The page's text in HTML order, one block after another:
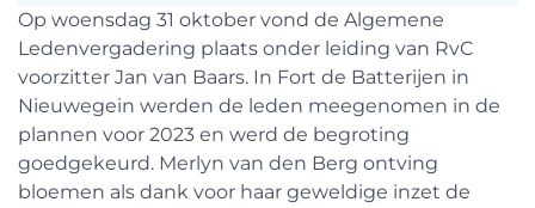
Op woensdag 31 oktober vond de Algemene
Ledenvergadering plaats onder leiding van RvC
voorzitter Jan van Baars. In Fort de Batterijen in
Nieuwegein werden de leden meegenomen in de
plannen voor 2023 en werd de begroting
goedgekeurd. Merlyn van den Berg ontving
bloemen als dank voor haar geweldige inzet de